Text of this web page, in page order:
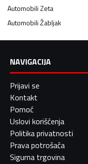
AutomobiliZeta
AutomobiliŽabljak
NAVIGACIJA
Prijavi se
Kontakt
Pomoć
Uslovi korišćenja
Politika privatnosti
Prava potrošača
Sigurna trgovina